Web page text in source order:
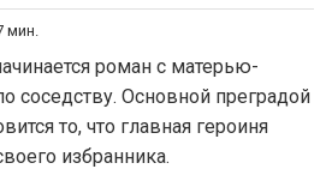
мин.
роман с матерью-
соседству. Основной преградой
то, что главная героиня
избранника.